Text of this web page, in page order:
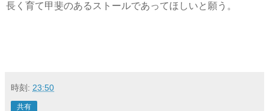
長く育て甲斐のあるストールであってほしいと願う。
時刻: 23:50
共有